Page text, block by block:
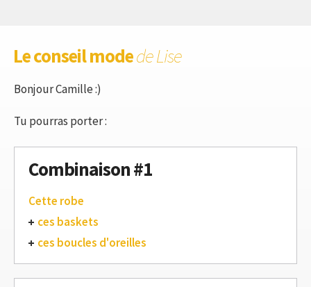
Le conseil modede Lise
Bonjour Camille :)
Tu pourras porter :
Combinaison #1
Cette robe
ces baskets
ces boucles d'oreilles